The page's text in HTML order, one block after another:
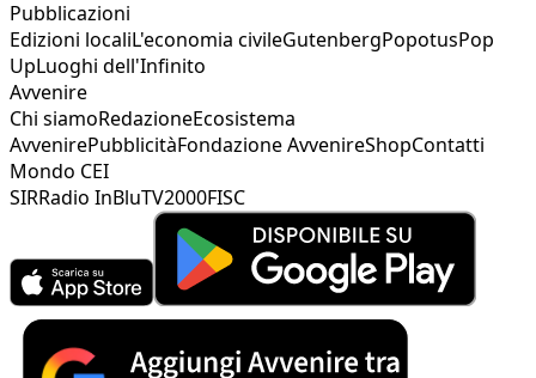
Pubblicazioni
Edizioni localiL'economia civileGutenbergPopotusPop
UpLuoghi dell'Infinito
Avvenire
Chi siamoRedazioneEcosistema
AvvenirePubblicitàFondazione AvvenireShopContatti
Mondo CEI
SIRRadio InBluTV2000FISC